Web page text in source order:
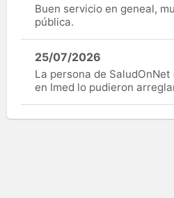
Buen servicio en geneal,
pública.
25/07/2026
La persona de
en Imed lo pudieron